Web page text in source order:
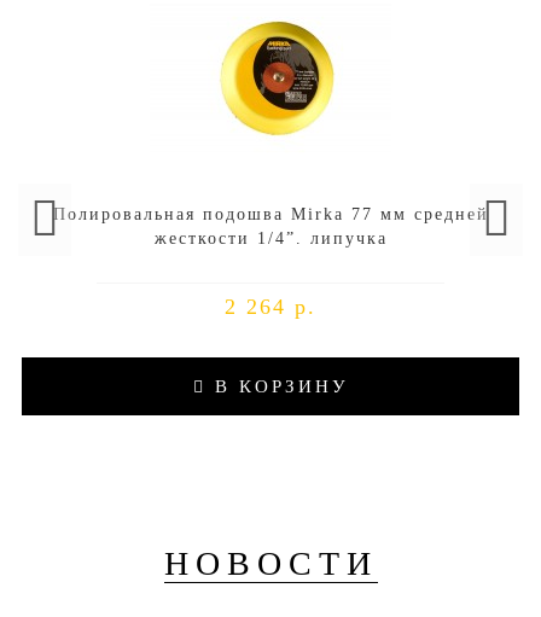
Полировальная подошва Mirka 77 мм средней
жесткости 1/4”. липучка
2 264 р.
В КОРЗИНУ
НОВОСТИ